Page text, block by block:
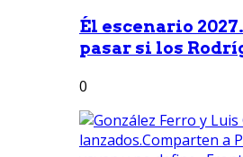
Él escenario
pasar si los
0